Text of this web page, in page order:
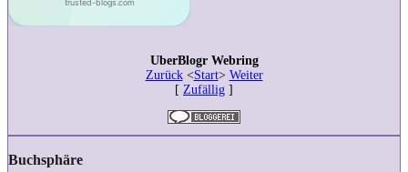
UberBlogr Webring
Zurück<Start> Weiter
[ Zufällig ]
Buchsphäre